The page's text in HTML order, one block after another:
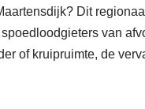
Dit
van
of kruipruimte, de